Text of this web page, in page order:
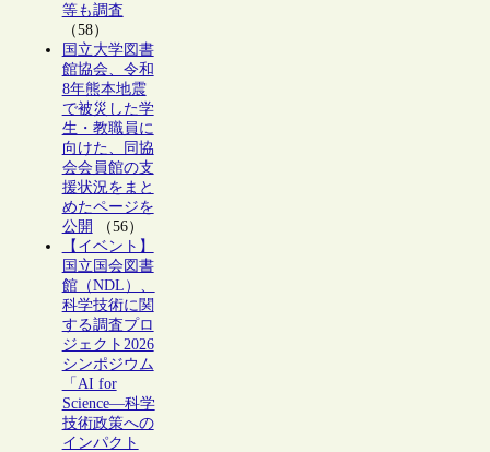
等も調査
（58）
国立大学図書
館協会、令和
8年熊本地震
で被災した学
生・教職員に
向けた、同協
会会員館の支
援状況をまと
めたページを
公開
（56）
【イベント】
国立国会図書
館（NDL）、
科学技術に関
する調査プロ
ジェクト2026
シンポジウム
「AI for
Science―科学
技術政策への
インパクト